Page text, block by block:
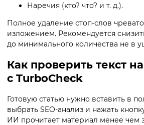
Наречия (кто? что? и т. д.).
Полное удаление стоп-слов
изложением. Рекомендуется
до минимального количества не в
Как проверить текст
с TurboCheck
Готовую статью нужно вставить в
выбрать SEO-анализ и нажать
ИИ прочитает материал менее чем